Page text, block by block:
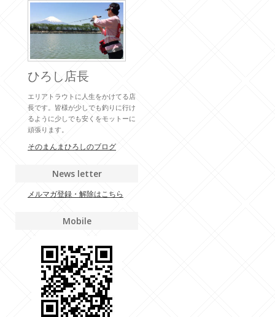
ひろし店長
エリアトラウトに人生をかけてる店
長です。皆様が少しでも釣りに行け
るように少しでも安くをモットーに
頑張ります。
そのまんまひろしのブログ
News letter
メルマガ登録・解除はこちら
Mobile